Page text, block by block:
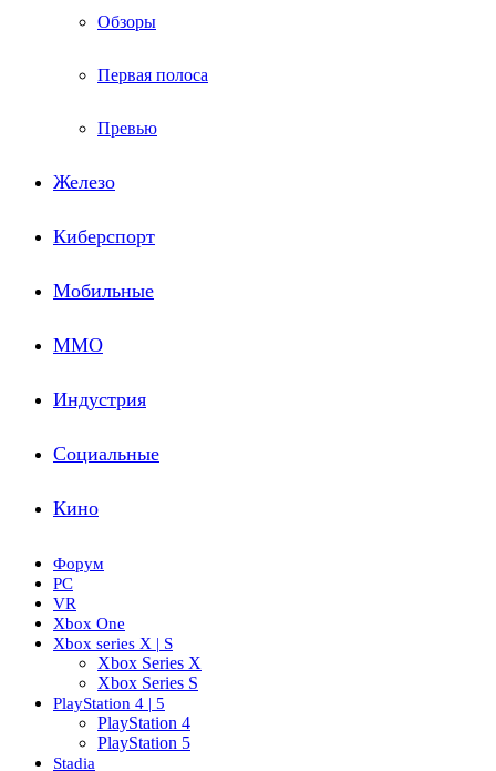
Обзоры
Первая полоса
Превью
Железо
Киберспорт
Мобильные
ММО
Индустрия
Социальные
Кино
Форум
PC
VR
Xbox One
Xbox series X | S
Xbox Series X
Xbox Series S
PlayStation 4 | 5
PlayStation 4
PlayStation 5
Stadia